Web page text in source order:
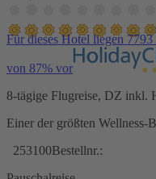
Für dieses Hotel liegen
von 87% vor
8-tägige Flugreise, DZ inkl.
Einer der größten Wellness-
253100Bestellnr.: